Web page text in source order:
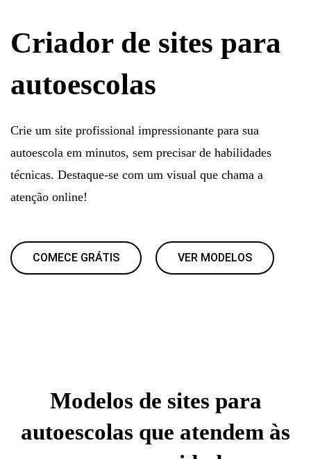
Criador de sites para
autoescolas
Crie um site profissional impressionante para sua
autoescola em minutos, sem precisar de habilidades
técnicas. Destaque-se com um visual que chama a
atenção online!
COMECE GRÁTIS VER MODELOS
Modelos de sites para
autoescolas que atendem às